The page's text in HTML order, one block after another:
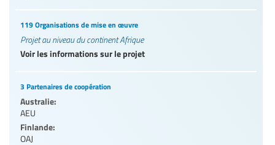
119 Organisations de mise en œuvre
Projet au niveau du continent Afrique
Voir les informations sur le projet
3 Partenaires de coopération
Australie:
AEU
Finlande:
OAJ